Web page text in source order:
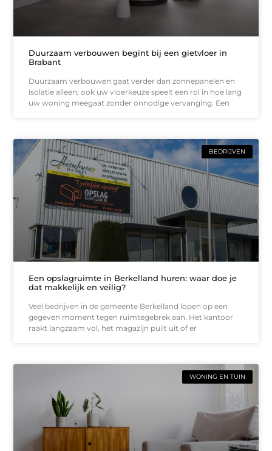
Duurzaam verbouwen begint bij een gietvloer in
Brabant
Duurzaam verbouwen gaat verder dan zonnepanelen en
isolatie alleen; ook uw vloerkeuze speelt een rol in hoe lang
uw woning meegaat zonder onnodige vervanging. Een
BEDRIJVEN
Een opslagruimte in Berkelland huren: waar doe je
dat makkelijk en veilig?
Veel bedrijven in de gemeente Berkelland lopen op een
gegeven moment tegen ruimtegebrek aan. Het kantoor
raakt langzaam vol, het magazijn puilt uit of er
WONING EN TUIN